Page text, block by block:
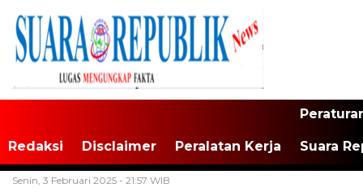
Redaksi Disclaimer Peralatan Kerja Suara
Senin, 3 Februari 2025 - 21:57 WIB